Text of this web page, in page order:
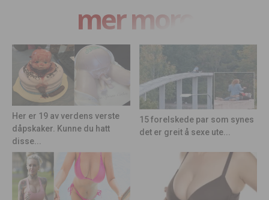
mer moro
Her er 19 av verdens verste
dåpskaker. Kunne du hatt
disse...
15 forelskede par som synes
det er greit å sexe ute...